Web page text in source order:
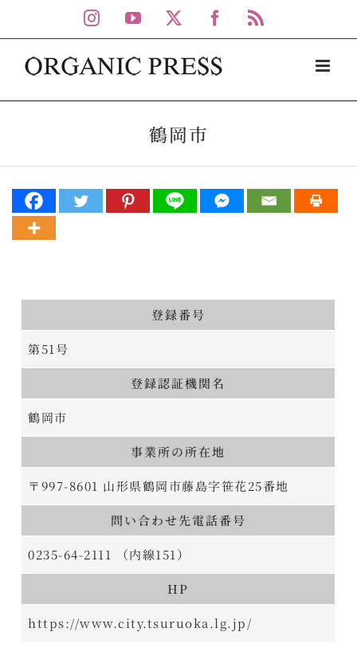
to
content
Instagram
YouTube Facebook
鶴岡市
登録番号
第51号
登録認証機関名
鶴岡市
事業所の所在地
〒997-8601 山形県鶴岡市藤島字笹花25番地
問い合わせ先電話番号
0235-64-2111 （内線151）
HP
https://www.city.tsuruoka.lg.jp/